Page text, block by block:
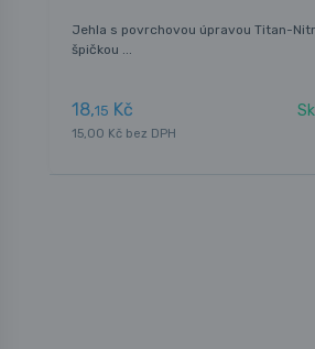
Jehla s povrchovou úpravou Titan-
špičkou ...
18,15 Kč
15,00 Kč bez DPH